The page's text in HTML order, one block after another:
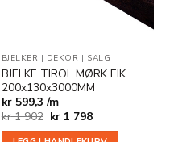
BJELKER | DEKOR | SALG
BJELKE TIROL MØRK EIK
200x130x3000MM
kr 599,3 /m
kr1 902 Opprinnelig
var:
kr1 798Nåværende
er: